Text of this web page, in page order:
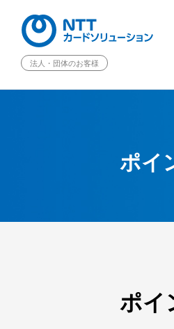
法人・団体のお客様
ポイ
ポイ